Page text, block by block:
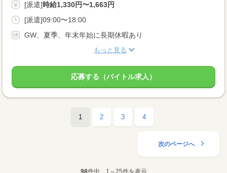
[派遣]時給1,330円〜1,663円
[派遣]09:00〜18:00
GW、夏季、年末年始に長期休暇あり
もっと見る
応募する（バイトル求人）
1 2 3 4
次のページへ